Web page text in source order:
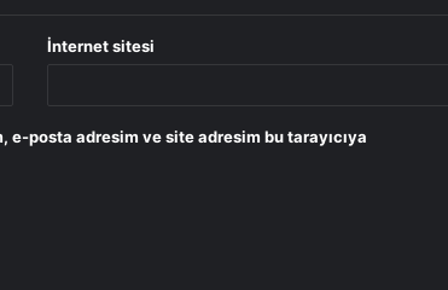
İnternet sitesi
e-posta adresim ve site adresim bu tarayıcıya